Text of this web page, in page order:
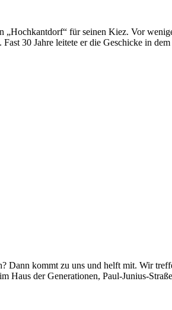
für seinen Kiez. Vor
30 Jahre leitete er die Geschicke in
Dann kommt zu uns und helft mit. Wir
Haus der Generationen, Paul-Junius-